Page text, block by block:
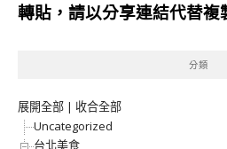
轉貼，請以分享連結代替複
分類
展開全部 | 收合全部
Uncategorized
台北美食